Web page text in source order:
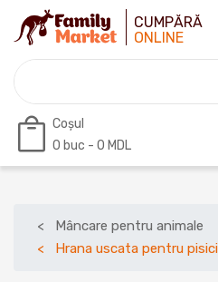
CUMPĂRĂ
ONLINE
Coșul
0 buc - 0 MDL
Mâncare pentru animale
Hrana uscata pentru